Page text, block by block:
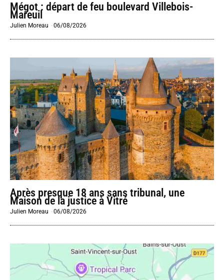
Mégot : départ de feu boulevard Villebois-
Mareuil
Julien Moreau -06/08/2026
Après presque 18 ans sans tribunal, une
Maison de la justice à Vitré
Julien Moreau -06/08/2026